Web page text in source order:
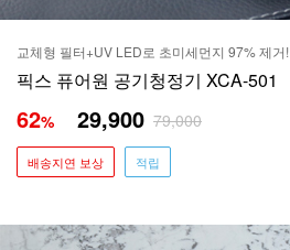
교체형 필터+UV LED로 초미세먼지 97% 제거!
픽스 퓨어원 공기청정기 XCA-501
62% 29,900 79,000
배송지연 보상 적립